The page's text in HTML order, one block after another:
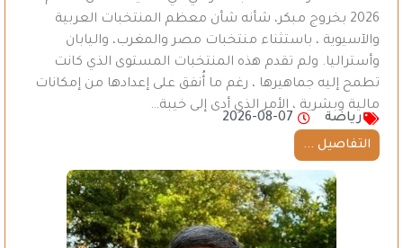
2026 بخروج مبكر، شأنه شأن معظم المنتخبات العربية
والآسيوية ، باستثناء منتخبات مصر والمغرب، واليابان
وأستراليا. ولم تقدم هذه المنتخبات المستوى الذي كانت
تطمح إليه جماهيرها ، رغم ما أُنفق على إعدادها من إمكانات
مالية وبشرية ، الأمر الذي أدى إلى خيبة…
رياضة
2026-08-07
التفاصيل ...